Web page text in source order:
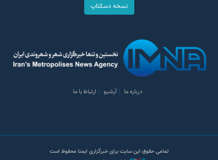
نسخه دسکتاپ
درباره ما آرشیو ارتباط با ما
تمامی حقوق این سایت برای خبرگزاری ایمنا محفوظ است